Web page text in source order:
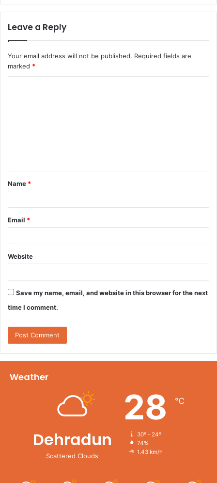
Leave a Reply
Your email address will not be published. Required fields are
marked *
t
*
Name *
Email *
Website
Save my name, email, and website in this browser for the next
time I comment.
Weather
Dehradun
Scattered Clouds
28 ℃
30º - 24º
74%
1.43 km/h